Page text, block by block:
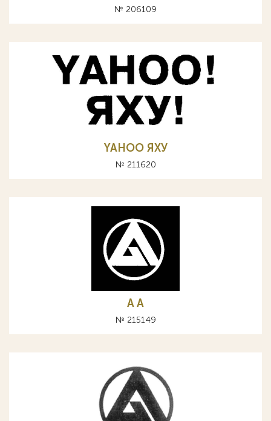
№ 206109
YAHOO ЯХУ
№ 211620
A А
№ 215149